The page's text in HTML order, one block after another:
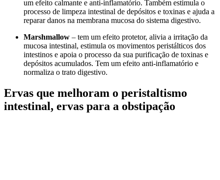
um efeito calmante e anti-inflamatório. Também estimula o
processo de limpeza intestinal de depósitos e toxinas e ajuda a
reparar danos na membrana mucosa do sistema digestivo.
Marshmallow – tem um efeito protetor, alivia a irritação da
mucosa intestinal, estimula os movimentos peristálticos dos
intestinos e apoia o processo da sua purificação de toxinas e
depósitos acumulados. Tem um efeito anti-inflamatório e
normaliza o trato digestivo.
Ervas que melhoram o peristaltismo
intestinal, ervas para a obstipação